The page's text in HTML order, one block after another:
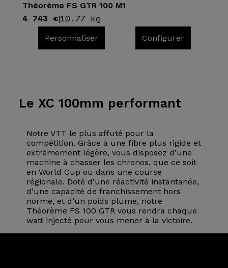
Théorème FS GTR 100 M1
4 743 €|10.77 kg
Personnaliser Configurer
Le XC 100mm performant
Notre VTT le plus affuté pour la
compétition. Grâce à une fibre plus rigide et
extrêmement légère, vous disposez d’une
machine à chasser les chronos, que ce soit
en World Cup ou dans une course
régionale. Doté d’une réactivité instantanée,
d’une capacité de franchissement hors
norme, et d’un poids plume, notre
Théorème FS 100 GTR vous rendra chaque
watt injecté pour vous mener à la victoire.